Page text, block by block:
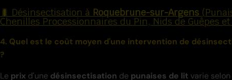
🐛 Désinsectisation à Roquebrune-sur-Argens
Chenilles Processionnaires du Pin, Nids de Guêpes
4. Quel est le coût moyen d'une intervention de
?
Le prixd'une désinsectisation de punaises de lit varie